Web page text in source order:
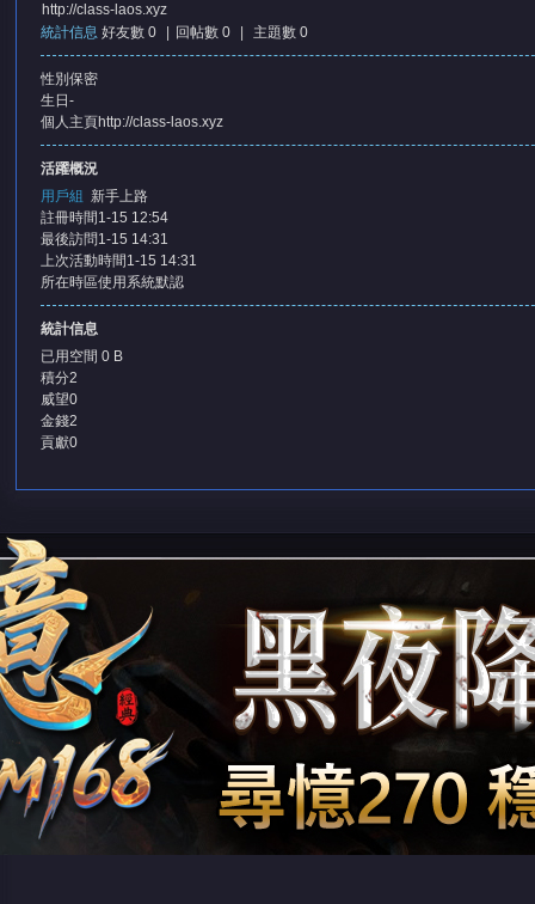
http://class-laos.xyz
統計信息 好友數 0 回帖數 0 主題數 0
性別 保密
生日 -
個人主頁http://class-laos.xyz
活躍概況
用戶組
新手上路
註冊時間 1-15 12:54
最後訪問1-15 14:31
上次活動時間 1-15 14:31
所在時區使用系統默認
統計信息
已用空間 0 B
積分2
威望0
金錢2
貢獻0